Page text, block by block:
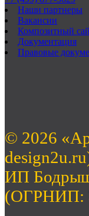
Наши партнеры
Вакансии
Композитный
Документация
Правовые
© 2026
ИП
(ОГРНИП: